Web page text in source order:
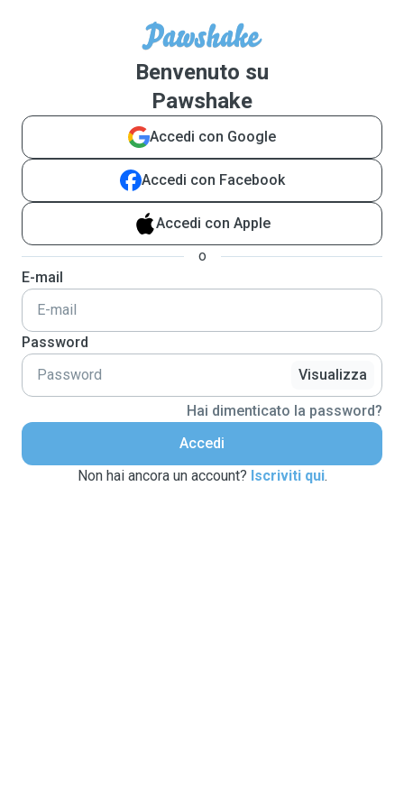
Benvenuto su
Pawshake
Accedi con Google
Accedi con Facebook
Accedi con Apple
o
E-mail
Password
Visualizza
Hai dimenticato la password?
Accedi
Non hai ancora un account? Iscriviti qui.